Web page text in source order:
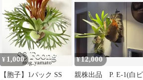
¥ 1,000
【胞子】1パック SS
¥12,000
親株出品 P. E-1(白ビ